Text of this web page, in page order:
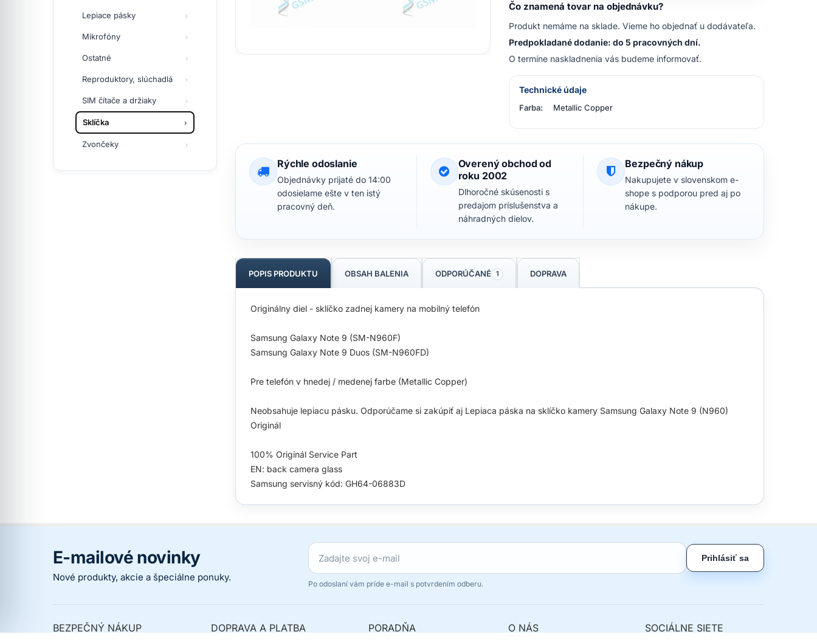
Lepiace pásky
Mikrofóny
Ostatné
Reproduktory, slúchadlá
SIM čítače a držiaky
Sklíčka
Zvončeky
Čo znamená tovar na objednávku?
Produkt nemáme na sklade. Vieme ho objednať u dodávateľa.
Predpokladané dodanie: do 5 pracovných dní.
O termíne naskladnenia vás budeme informovať.
Technické údaje
Farba: Metallic Copper
Rýchle odoslanie
Objednávky prijaté do 14:00
odosielame ešte v ten istý
pracovný deň.
Overený obchod od
roku 2002
Dlhoročné skúsenosti s
predajom príslušenstva a
náhradných dielov.
Bezpečný nákup
Nakupujete v slovenskom e-
shope s podporou pred aj po
nákupe.
POPIS PRODUKTU OBSAH BALENIA ODPORÚČANÉ 1 DOPRAVA
Originálny diel - sklíčko zadnej kamery na mobilný telefón
Samsung Galaxy Note 9 (SM-N960F)
Samsung Galaxy Note 9 Duos (SM-N960FD)
Pre telefón v hnedej / medenej farbe (Metallic Copper)
Neobsahuje lepiacu pásku. Odporúčame si zakúpiť aj Lepiaca páska na sklíčko kamery Samsung Galaxy Note 9 (N960)
Originál
100% Originál Service Part
EN: back camera glass
Samsung servisný kód: GH64-06883D
E-mailové novinky
Nové produkty, akcie a špeciálne ponuky.
Prihlásiť sa
Po odoslaní vám príde e-mail s potvrdením odberu.
BEZPEČNÝ NÁKUP DOPRAVA A PLATBA PORADŇA O NÁS SOCIÁLNE SIETE